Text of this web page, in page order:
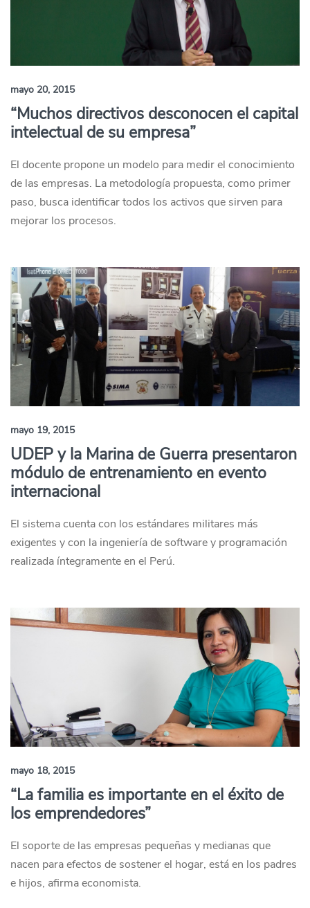
mayo 20, 2015
“Muchos directivos desconocen el capital
intelectual de su empresa”
El docente propone un modelo para medir el conocimiento
de las empresas. La metodología propuesta, como primer
paso, busca identificar todos los activos que sirven para
mejorar los procesos.
mayo 19, 2015
UDEP y la Marina de Guerra presentaron
módulo de entrenamiento en evento
internacional
El sistema cuenta con los estándares militares más
exigentes y con la ingeniería de software y programación
realizada íntegramente en el Perú.
mayo 18, 2015
“La familia es importante en el éxito de
los emprendedores”
El soporte de las empresas pequeñas y medianas que
nacen para efectos de sostener el hogar, está en los padres
e hijos, afirma economista.